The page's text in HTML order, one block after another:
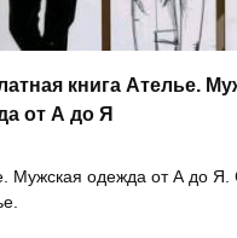
книга Ателье.
от А до Я
Мужская одежда от А до Я.